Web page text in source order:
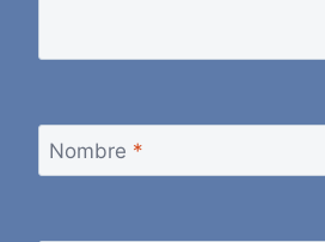
Nombre *